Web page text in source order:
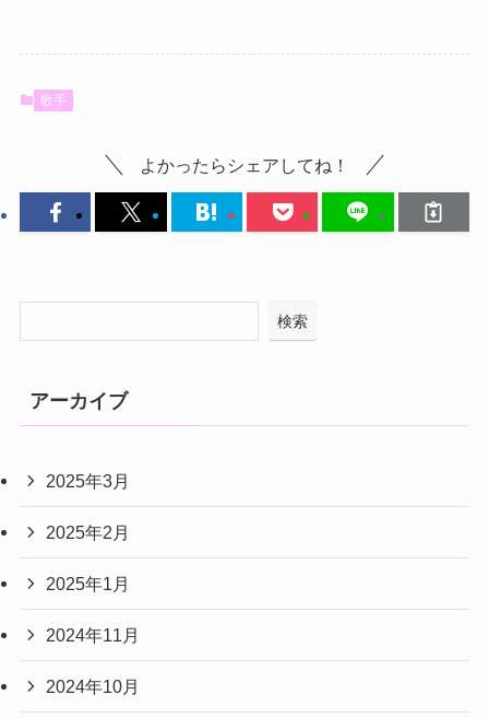
歌手
よかったらシェアしてね！
検索
アーカイブ
2025年3月
2025年2月
2025年1月
2024年11月
2024年10月